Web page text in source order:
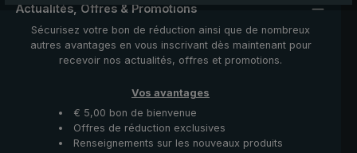
Actualités, Offres & Promotions
Sécurisez votre bon de réduction ainsi que de nombreux
autres avantages en vous inscrivant dès maintenant pour
recevoir nos actualités, offres et promotions.
Vos avantages
€ 5,00 bon de bienvenue
Offres de réduction exclusives
Renseignements sur les nouveaux produits